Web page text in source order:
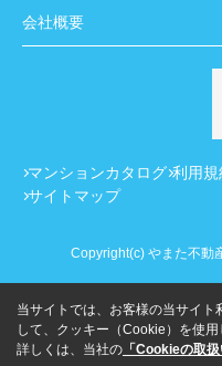
会社概要
マンションカタログ 利用規
サイトマップ
Copyright(c) やまた不動
当サイトでは、お客様の当サイト
して、クッキー（Cookie）を使用
詳しくは、当社の 「Cookieの取